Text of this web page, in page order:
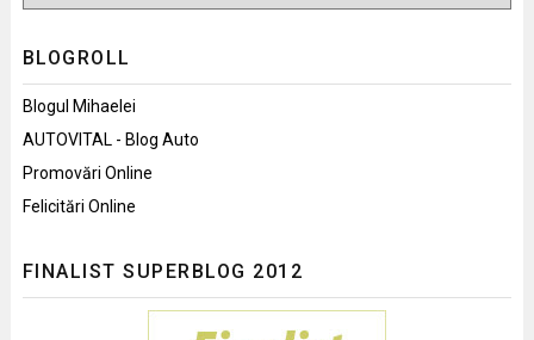
BLOGROLL
Blogul Mihaelei
AUTOVITAL - Blog Auto
Promovări Online
Felicitări Online
FINALIST SUPERBLOG 2012